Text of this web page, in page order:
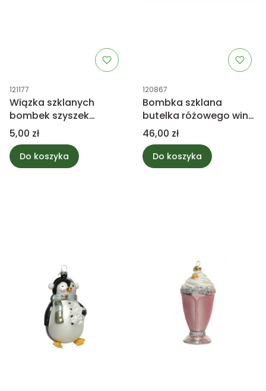
Kod produktu
121177
Wiązka szklanych
bombek szyszek
srebrnych mix
Cena
5,00 zł
Do koszyka
Kod produktu
120867
Bombka szklana
butelka różowego wina
i kieliszek
Cena
46,00 zł
Do koszyka